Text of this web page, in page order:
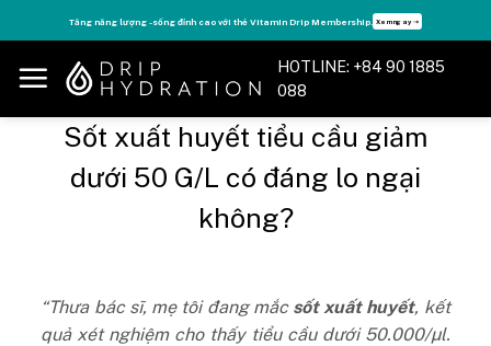
to
content
Tăng năng lượng - sống đỉnh cao với thẻ Vitamin Drip Membership. Xem ngay ➝
HOTLINE: +84 90 1885
088
Sốt xuất huyết tiểu cầu giảm
dưới 50 G/L có đáng lo ngại
không?
“Thưa bác sĩ, mẹ tôi đang mắc sốt xuất huyết, kết
quả xét nghiệm cho thấy tiểu cầu dưới 50.000/µl.